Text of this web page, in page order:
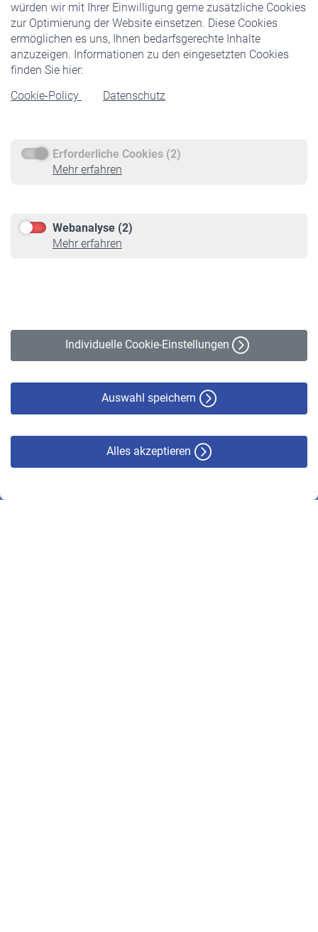
würden wir mit Ihrer Einwilligung gerne zusätzliche Cookies
zur Optimierung der Website einsetzen. Diese Cookies
ermöglichen es uns, Ihnen bedarfsgerechte Inhalte
anzuzeigen. Informationen zu den eingesetzten Cookies
finden Sie hier:
Cookie-Policy
Datenschutz
Erforderliche Cookies (2)
Mehr erfahren
Webanalyse (2)
Mehr erfahren
Individuelle Cookie-Einstellungen
Auswahl speichern
Alles akzeptieren
Veranstaltungen
Rentner
Rentenbeginn
Rente beantragen
Service
Informationen
Online-Rechner
VBLnewsletter
Erklärung zur Barrierefreiheit
© VBL 2026